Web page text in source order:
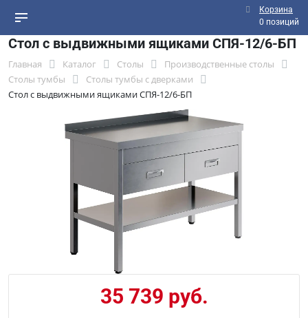
Корзина
0 позиций
Стол с выдвижными ящиками СПЯ-12/6-БП
Главная Каталог Столы
Производственные столы
Столы тумбы
Столы тумбы с дверками
Стол с выдвижными ящиками СПЯ-12/6-БП
35 739 руб.